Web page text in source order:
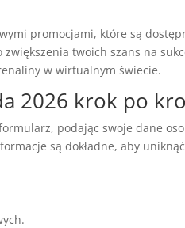
promocjami, które są
twoich szans na
w wirtualnym świecie.
2026 krok po
podając swoje dane
są dokładne, aby